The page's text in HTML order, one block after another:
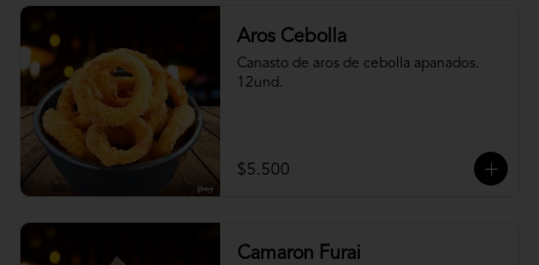
Aros Cebolla
Canasto de aros de cebolla apanados.
12und.
$5.500
Camaron Furai